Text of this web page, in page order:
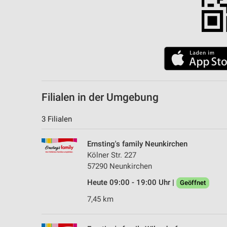
Filialen in der Umgebung
3 Filialen
Ernsting's family Neunkirchen
Kölner Str. 227
57290 Neunkirchen
Heute 09:00 - 19:00 Uhr |
Geöffnet
7,45 km